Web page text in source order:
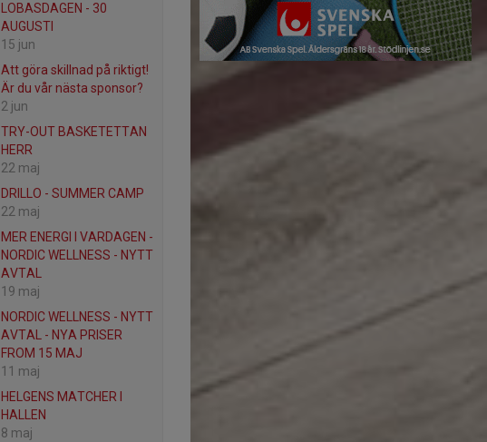
LOBASDAGEN - 30
AUGUSTI
15 jun
Att göra skillnad på riktigt!
Är du vår nästa sponsor?
2 jun
TRY-OUT BASKETETTAN
HERR
22 maj
DRILLO - SUMMER CAMP
22 maj
MER ENERGI I VARDAGEN -
NORDIC WELLNESS - NYTT
AVTAL
19 maj
NORDIC WELLNESS - NYTT
AVTAL - NYA PRISER
FROM 15 MAJ
11 maj
HELGENS MATCHER I
HALLEN
8 maj